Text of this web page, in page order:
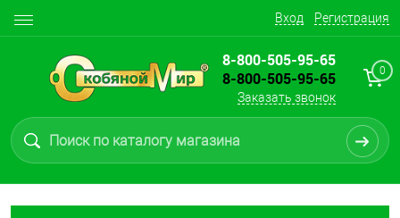
Вход Регистрация
8-800-505-95-65
8-800-505-95-65
Заказать звонок
0